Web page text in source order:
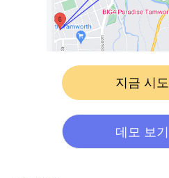
지금 시도
데모 보기